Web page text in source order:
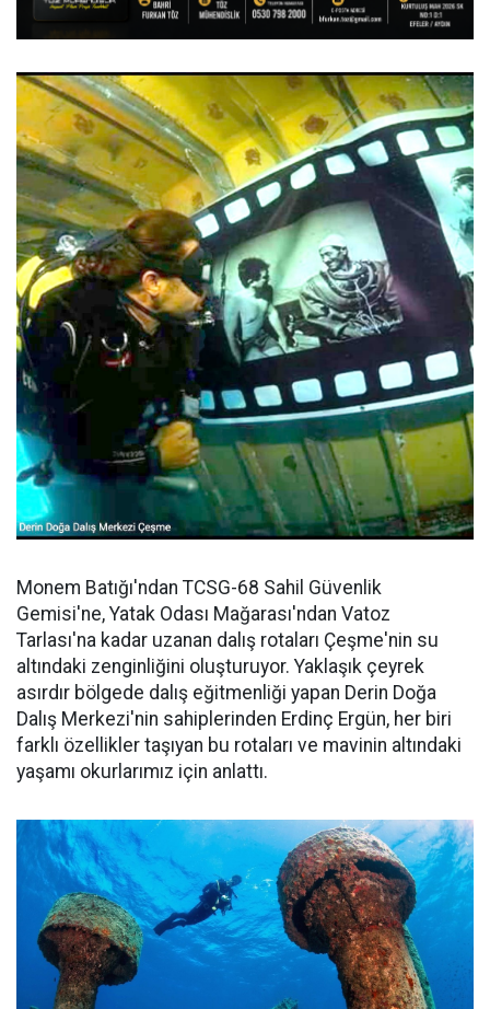
Monem Batığı'ndan TCSG-68 Sahil Güvenlik
Gemisi'ne, Yatak Odası Mağarası'ndan Vatoz
Tarlası'na kadar uzanan dalış rotaları Çeşme'nin su
altındaki zenginliğini oluşturuyor. Yaklaşık çeyrek
asırdır bölgede dalış eğitmenliği yapan Derin Doğa
Dalış Merkezi'nin sahiplerinden Erdinç Ergün, her biri
farklı özellikler taşıyan bu rotaları ve mavinin altındaki
yaşamı okurlarımız için anlattı.